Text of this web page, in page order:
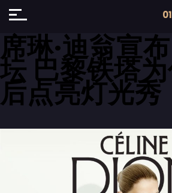
01
席琳·迪翁宣
坛 巴黎铁塔
后点亮灯光秀